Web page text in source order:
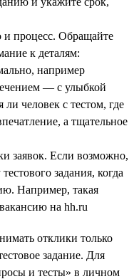
и процесс. Обращайте
к деталям:
например
— с улыбкой
ли человек с тестом, где
а тщательное
заявок. Если возможно,
задания, когда
Например, такая
на hh.ru
отклики только
задание. Для
и тесты» в личном